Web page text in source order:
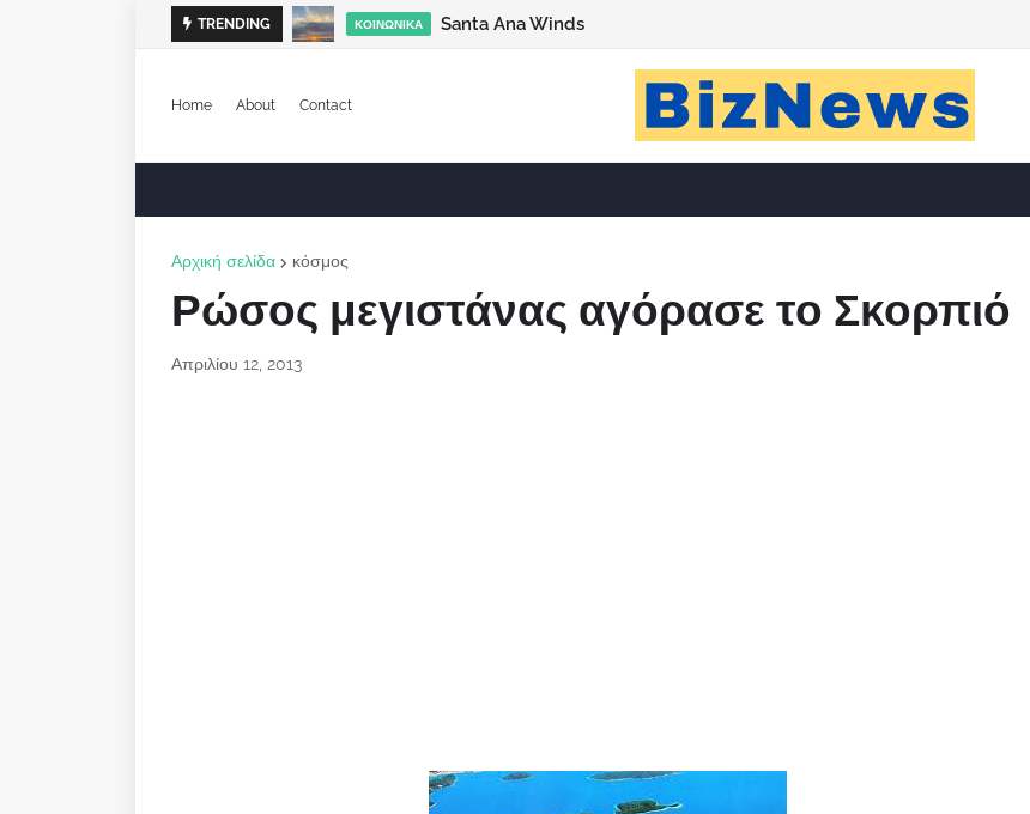
TRENDING ΚΟΙΝΩΝΙΚΆ Santa Ana Winds
Home About Contact
Αρχική σελίδα κόσμος
Ρώσος μεγιστάνας αγόρασε το Σκορπιό
Απριλίου 12, 2013